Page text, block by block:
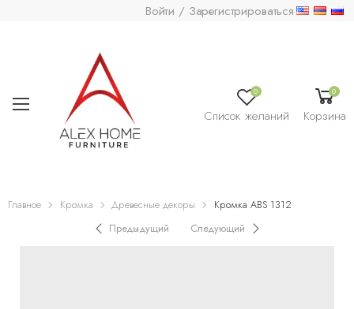
Войти / Зарегистрироваться
0
Список желаний
0
Корзина
Главное Кромка Древесные декоры
Кромка ABS 1312
Предыдущий
Следующий